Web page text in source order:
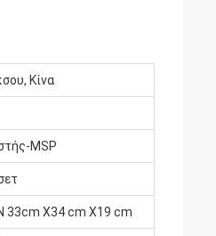
Κίνα
MSP
33cm X34 cm X19 cm